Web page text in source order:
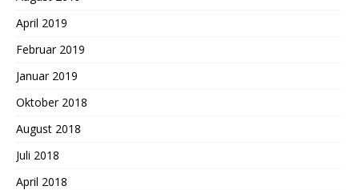
April 2019
Februar 2019
Januar 2019
Oktober 2018
August 2018
Juli 2018
April 2018